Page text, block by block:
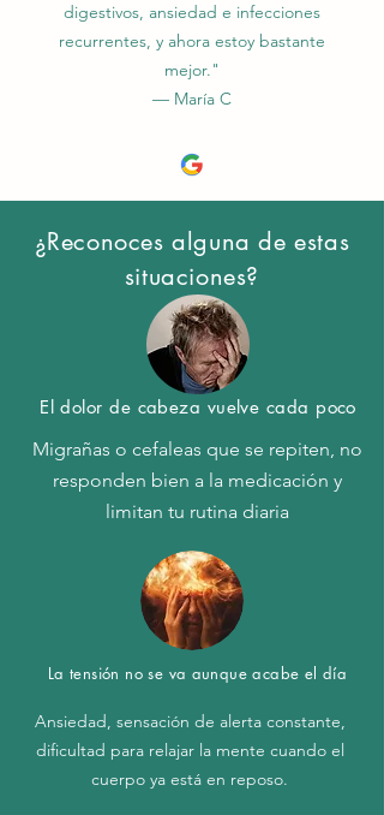
digestivos, ansiedad e infecciones
recurrentes, y ahora estoy bastante
mejor."
— María C
¿Reconoces alguna de estas
situaciones?
El dolor de cabeza vuelve cada poco
Migrañas o cefaleas que se repiten, no
responden bien a la medicación y
limitan tu rutina diaria
La tensión no se va aunque acabe el día
Ansiedad, sensación de alerta constante,
dificultad para relajar la mente cuando el
cuerpo ya está en reposo.